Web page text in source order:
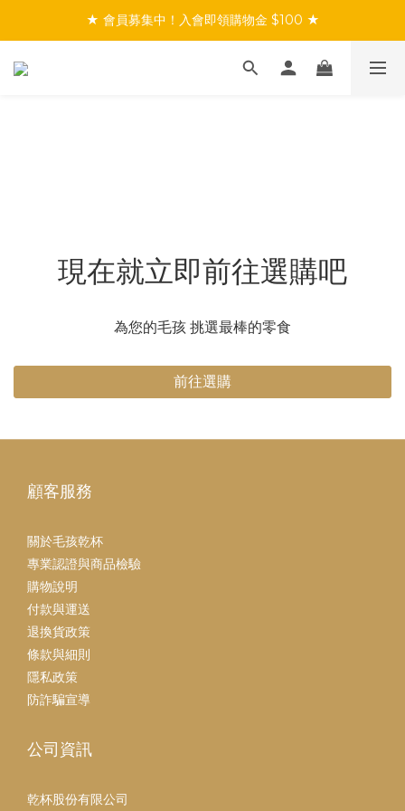
★ 會員募集中！入會即領購物金 $100 ★
★ 會員募集中！入會即領購物金 $100 ★
★ 滿$999免運／會員首購享免運 ★
現在就立即前往選購吧
為您的毛孩 挑選最棒的零食
前往選購
顧客服務
關於毛孩乾杯
專業認證與商品檢驗
購物說明
付款與運送
退換貨政策
條款與細則
隱私政策
防詐騙宣導
公司資訊
乾杯股份有限公司